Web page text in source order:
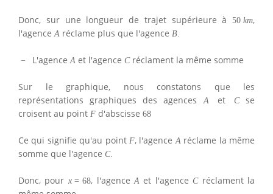
Donc, sur une longueur de trajet supérieure à50 km,
l'agenceA réclame plus que l'agence B.
− L'agenceA et l'agenceCréclament la même somme
Sur le graphique, nous constatons que les
représentations graphiques des agencesA et Cse
croisent au point F d'abscisse 68
Ce qui signifie qu'au point F, l'agenceAréclame la même
somme que l'agence C.
Donc, pour x = 68, l'agenceAet l'agenceCréclament la